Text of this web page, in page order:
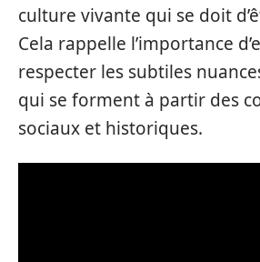
culture vivante qui se doit
Cela rappelle l’importance
respecter les subtiles
qui se forment à partir des
sociaux et historiques.